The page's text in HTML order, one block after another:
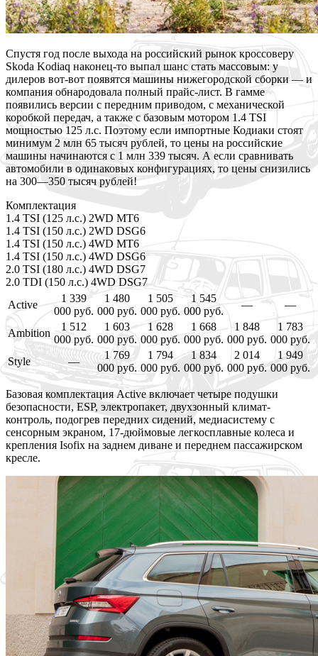
Спустя год после выхода на российский рынок кроссоверу
Skoda Kodiaq наконец-то выпал шанс стать массовым: у
дилеров вот-вот появятся машины нижегородской сборки — и
компания обнародовала полный прайс-лист. В гамме
появились версии с передним приводом, с механической
коробкой передач, а также с базовым мотором 1.4 TSI
мощностью 125 л.с. Поэтому если импортные Кодиаки стоят
минимум 2 млн 65 тысяч рублей, то цены на российские
машины начинаются с 1 млн 339 тысяч. А если сравнивать
автомобили в одинаковых конфигурациях, то цены снизились
на 300—350 тысяч рублей!
Комплектация
1.4 TSI (125 л.с.) 2WD MT6
1.4 TSI (150 л.с.) 2WD DSG6
1.4 TSI (150 л.с.) 4WD МТ6
1.4 TSI (150 л.с.) 4WD DSG6
2.0 TSI (180 л.с.) 4WD DSG7
2.0 TDI (150 л.с.) 4WD DSG7
Active
1 339
000 руб.
1 480
000 руб.
1 505
000 руб.
1 545
000 руб.
— —
Ambition
1 512
000 руб.
1 603
000 руб.
1 628
000 руб.
1 668
000 руб.
1 848
000 руб.
1 783
000 руб.
Style
—
1 769
000 руб.
1 794
000 руб.
1 834
000 руб.
2 014
000 руб.
1 949
000 руб.
Базовая комплектация Active включает четыре подушки
безопасности, ESP, электропакет, двухзонный климат-
контроль, подогрев передних сидений, медиасистему с
сенсорным экраном, 17-дюймовые легкосплавные колеса и
крепления Isofix на заднем диване и переднем пассажирском
кресле.